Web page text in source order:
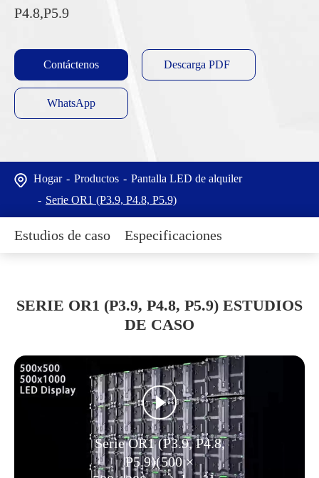
P4.8,P5.9
Contáctenos Descarga PDF
WhatsApp
Hogar Productos
Pantalla LED de alquiler
Serie OR1 (P3.9, P4.8, P5.9)
Estudios de caso Especificaciones
SERIE OR1 (P3.9, P4.8, P5.9) ESTUDIOS
DE CASO
Serie OR1 (P3.9, P4.8,
P5.9)(500 ×